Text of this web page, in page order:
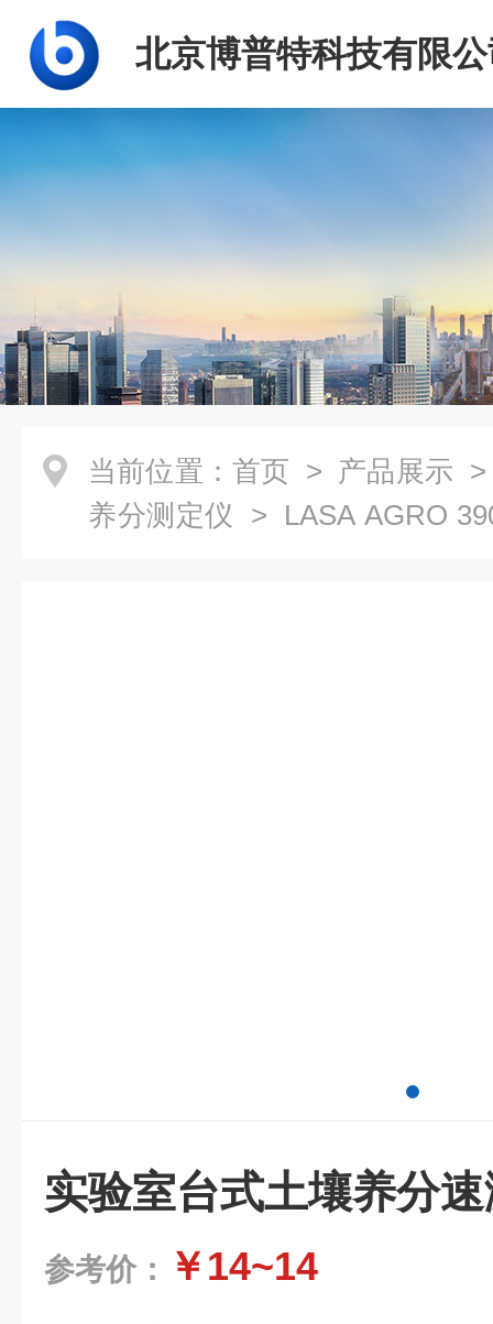
北京博普特科技有限
当前位置： 首页 > 产品展示
养分测定仪 > LASA AGRO
实验室台式土壤养分
参考价： ￥14~14